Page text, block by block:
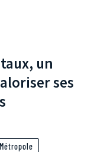
un
ses
Métropole